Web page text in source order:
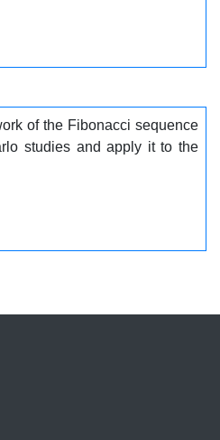
of the Fibonacci sequence
studies and apply it to the